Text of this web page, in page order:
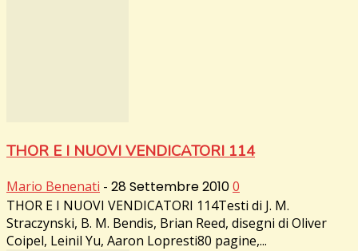
THOR E I NUOVI VENDICATORI 114
Mario Benenati - 28 Settembre 20100
THOR E I NUOVI VENDICATORI 114Testi di J. M.
Straczynski, B. M. Bendis, Brian Reed, disegni di Oliver
Coipel, Leinil Yu, Aaron Lopresti80 pagine,...